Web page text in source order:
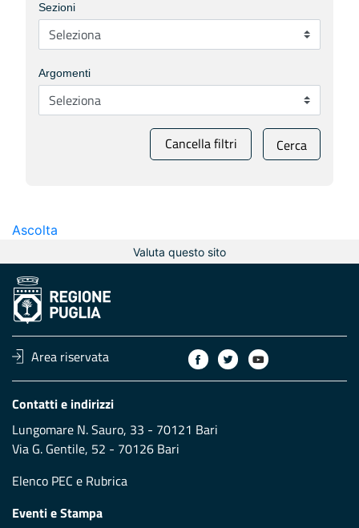
Sezioni
Argomenti
Cancella filtri Cerca
Ascolta
Valuta questo sito
Area riservata
Contatti e indirizzi
Lungomare N. Sauro, 33 - 70121 Bari
Via G. Gentile, 52 - 70126 Bari
Elenco PEC e Rubrica
Eventi e Stampa